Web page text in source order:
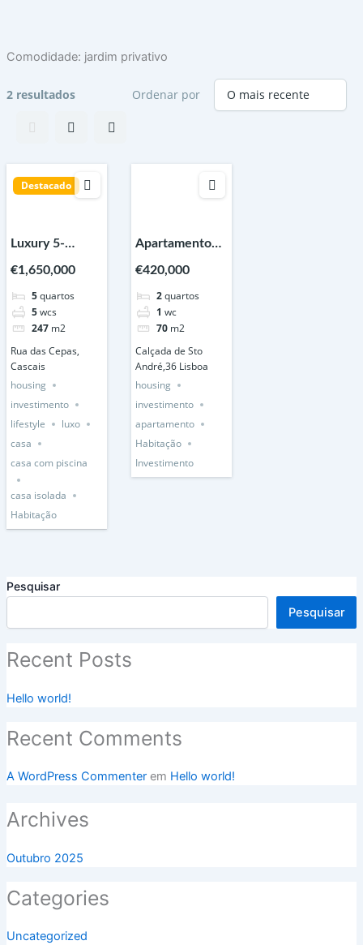
Comodidade: jardim privativo
2 resultados Ordenar por
Destacado
Luxury 5-
Bedroom Villa
and Heated
Swimming Pool
€1,650,000
5quartos
5wcs
247 m2
Rua das Cepas,
Cascais
housing
investimento
lifestyle
luxo
casa
casa com piscina
casa isolada
Habitação
Apartamento
Duplex à venda,
Santo André,
Lisboa
€420,000
2quartos
1 wc
70 m2
Calçada de Sto
André,36 Lisboa
housing
investimento
apartamento
Habitação
Investimento
Pesquisar
Pesquisar
Recent Posts
Hello world!
Recent Comments
A WordPress Commenterem Hello world!
Archives
Outubro 2025
Categories
Uncategorized